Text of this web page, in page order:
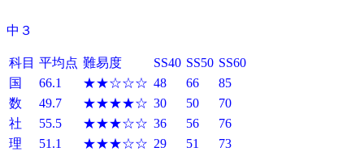
中３
科目 平均点 難易度 SS40 SS50 SS60
国
66.1 ★★☆☆☆ 48 66
85
数
49.7 ★★★★☆ 30 50
70
社
55.5 ★★★☆☆ 36 56
76
理
51.1 ★★★☆☆ 29 51
73